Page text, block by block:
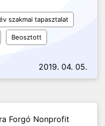
szakmai tapasztalat
Beosztott
2019. 04. 05.
Forgó Nonprofit